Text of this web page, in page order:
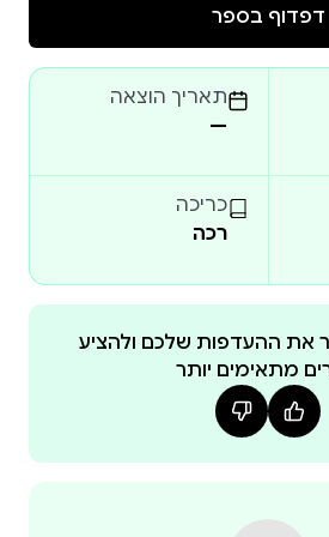
הספר מחכה לכם פרק מיוחד:
שאלות לשיחה וכלים פשוטים
לא רק מספר סיפור, הוא
ללמוד יחד על דחיית
וניהול רגשות - בדרך נעימה
פותח פתח לשיח פתוח,
של חברות, ותגלו יחד שדברים
ההמתנה - ושסבלנות היא קסם
דפדוף בספר
תאריך הוצאה
—
כריכה
רכה
את ההעדפות שלכם ולהציע
מתאימים יותר